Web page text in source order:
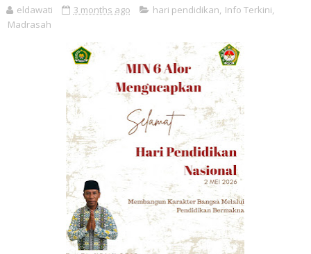
eldawati 3 months ago hari pendidikan, Info Terkini,
Madrasah